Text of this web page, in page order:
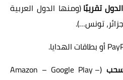
تقريبًا(ومنها الدول العربية
تونس…).
(Amazon – Google Play –